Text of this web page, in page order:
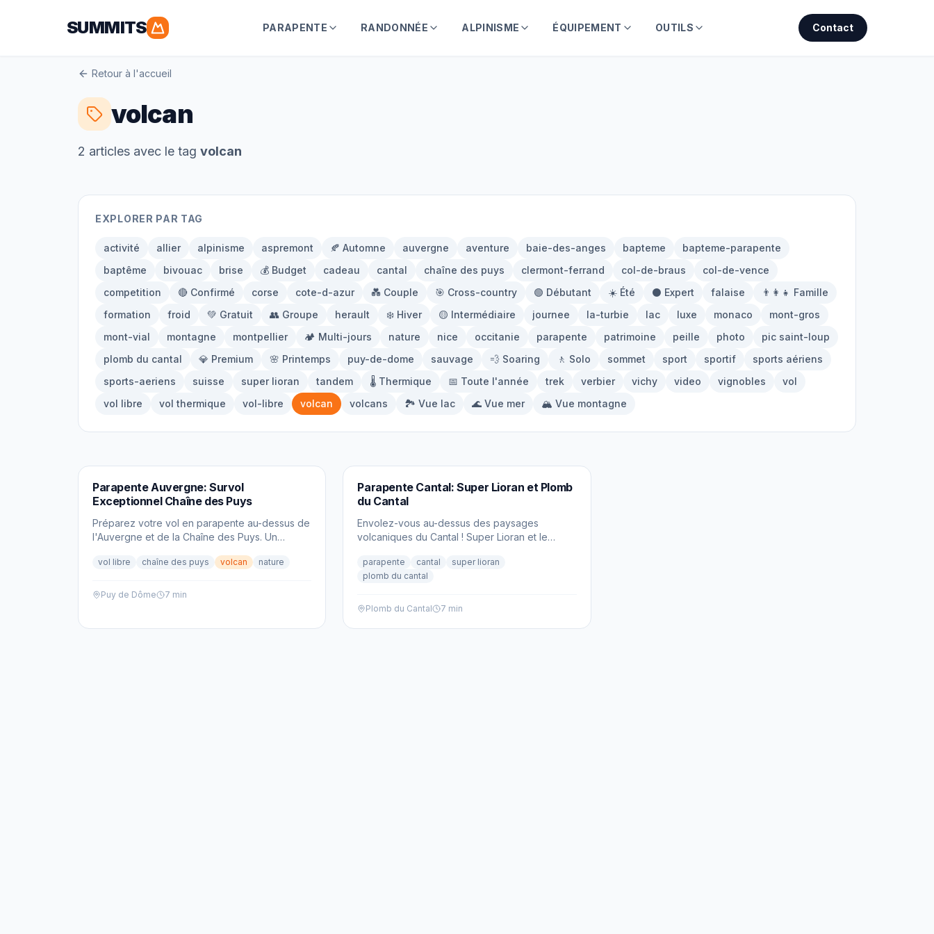
SUMMITS PARAPENTE RANDONNÉE ALPINISME ÉQUIPEMENT OUTILS Contact
Retour à l'accueil
volcan
2 articles avec le tag volcan
EXPLORER PAR TAG
activité allier alpinisme aspremont 🍂 Automne auvergne aventure baie-des-anges bapteme
bapteme-parapente
baptême
bivouac brise 💰 Budget cadeau cantal chaîne des puys clermont-ferrand col-de-braus
col-de-vence
competition
🔴 Confirmé corse cote-d-azur 💑 Couple 🎯 Cross-country 🟢 Débutant ☀️ Été ⚫ Expert falaise
👨‍👩‍👧 Famille
formation
froid 💚 Gratuit 👥 Groupe herault ❄️ Hiver 🟡 Intermédiaire journee la-turbie lac luxe monaco
mont-gros
mont-vial
montagne montpellier 🏕️ Multi-jours nature nice occitanie parapente patrimoine peille photo
pic saint-loup
plomb du cantal
💎 Premium 🌸 Printemps puy-de-dome sauvage 💨 Soaring 🚶 Solo sommet sport sportif
sports aériens
sports-aeriens
suisse super lioran tandem 🌡️ Thermique 📅 Toute l'année trek verbier vichy video vignobles
vol
vol libre
vol thermique vol-libre volcan volcans 🏞️ Vue lac 🌊 Vue mer 🏔️ Vue montagne
PARAPENTE
Parapente Auvergne: Survol
Exceptionnel Chaîne des Puys
Préparez votre vol en parapente au-dessus de
l'Auvergne et de la Chaîne des Puys. Un
vol libre chaîne des puys volcan nature
Puy de Dôme 7 min
PARAPENTE
Parapente Cantal: Super Lioran et Plomb
du Cantal
Envolez-vous au-dessus des paysages
volcaniques du Cantal ! Super Lioran et le
de parapente inoubliables.
parapente cantal
super lioran
plomb du cantal
Plomb du Cantal 7 min